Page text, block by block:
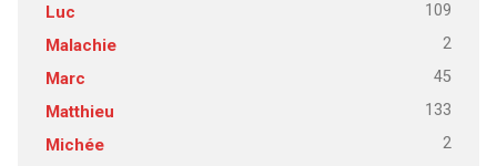
Luc 109
Malachie 2
Marc 45
Matthieu 133
Michée 2